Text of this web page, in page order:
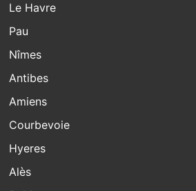
Le Havre
Pau
Nîmes
Antibes
Amiens
Courbevoie
Hyeres
Alès